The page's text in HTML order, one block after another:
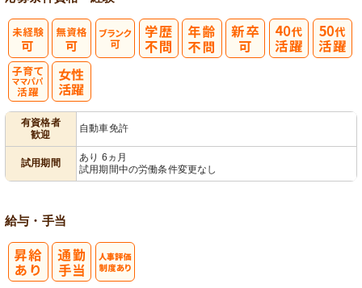
有資格者
歓迎
自動車免許
試用期間
あり 6ヵ月
試用期間中の労働条件変更なし
給与・手当